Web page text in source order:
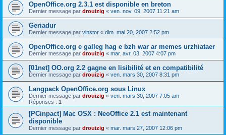
OpenOffice.org 2.3.1 est disponible en breton
Dernier message par drouizig « ven. nov. 09, 2007 11:21 am
Geriadur
Dernier message par vinstor « dim. mai 20, 2007 2:52 pm
OpenOffice.org e galleg hag e bzh war ar memes urzhiataer
Dernier message par drouizig « mar. avr. 03, 2007 4:07 pm
[01net] OO.org 2.2 gagne en lisibilité et en compatibilité
Dernier message par drouizig « ven. mars 30, 2007 8:31 pm
Langpack OpenOffice.org sous Linux
Dernier message par drouizig « ven. mars 30, 2007 7:05 am
Réponses : 1
[PCinpact] Mac OSX : NeoOffice 2.1 est maintenant
disponible
Dernier message par drouizig « mar. mars 27, 2007 12:06 pm